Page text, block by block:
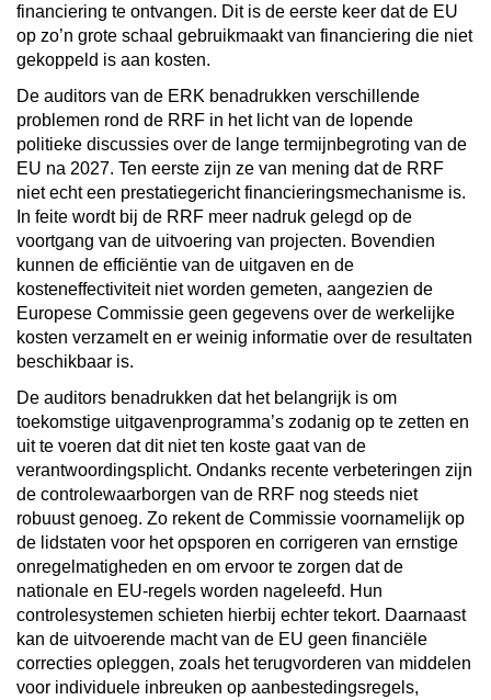
financiering te ontvangen. Dit is de eerste keer dat de EU
op zo’n grote schaal gebruikmaakt van financiering die niet
gekoppeld is aan kosten.
De auditors van de ERK benadrukken verschillende
problemen rond de RRF in het licht van de lopende
politieke discussies over de lange termijnbegroting van de
EU na 2027. Ten eerste zijn ze van mening dat de RRF
niet echt een prestatiegericht financieringsmechanisme is.
In feite wordt bij de RRF meer nadruk gelegd op de
voortgang van de uitvoering van projecten. Bovendien
kunnen de efficiëntie van de uitgaven en de
kosteneffectiviteit niet worden gemeten, aangezien de
Europese Commissie geen gegevens over de werkelijke
kosten verzamelt en er weinig informatie over de resultaten
beschikbaar is.
De auditors benadrukken dat het belangrijk is om
toekomstige uitgavenprogramma’s zodanig op te zetten en
uit te voeren dat dit niet ten koste gaat van de
verantwoordingsplicht. Ondanks recente verbeteringen zijn
de controlewaarborgen van de RRF nog steeds niet
robuust genoeg. Zo rekent de Commissie voornamelijk op
de lidstaten voor het opsporen en corrigeren van ernstige
onregelmatigheden en om ervoor te zorgen dat de
nationale en EU-regels worden nageleefd. Hun
controlesystemen schieten hierbij echter tekort. Daarnaast
kan de uitvoerende macht van de EU geen financiële
correcties opleggen, zoals het terugvorderen van middelen
voor individuele inbreuken op aanbestedingsregels,